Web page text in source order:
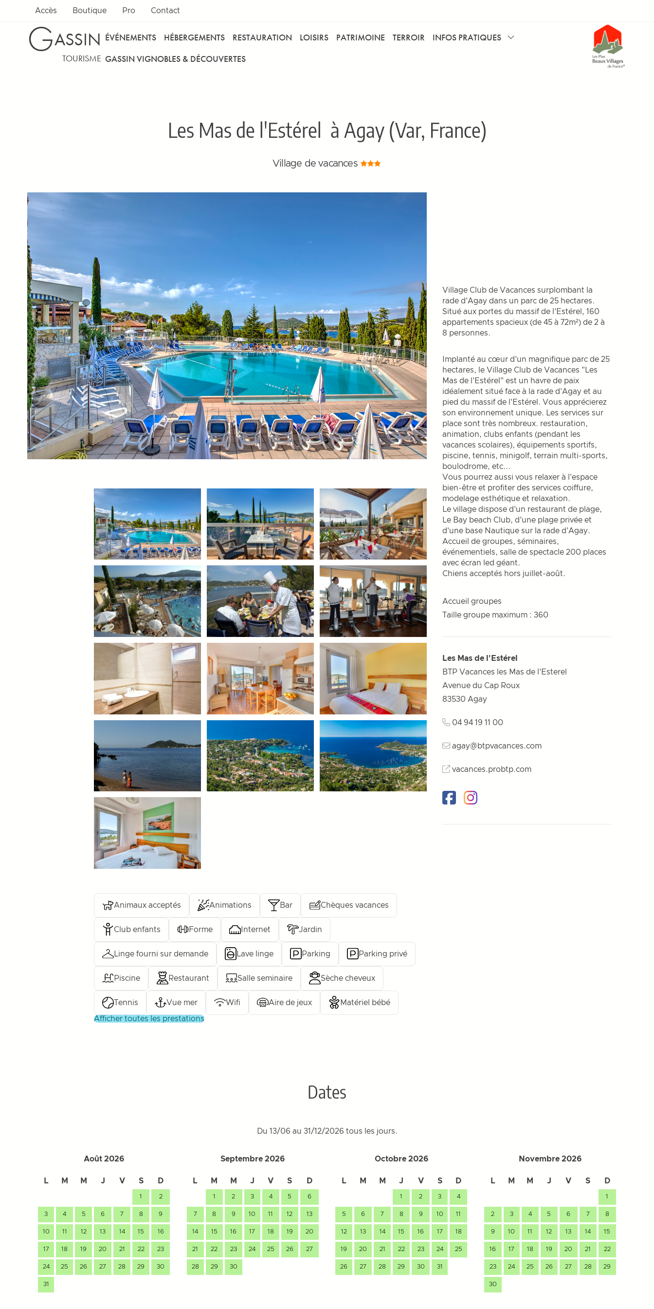
Accès Boutique Pro Contact
GASSIN
TOURISME
ÉVÉNEMENTS HÉBERGEMENTS RESTAURATION LOISIRS PATRIMOINE TERROIR
INFOS PRATIQUES
GASSIN VIGNOBLES & DÉCOUVERTES
Les Mas de l'Estérel à Agay (Var, France)
Village de vacances
Animaux acceptés Animations Bar Chèques vacances
Club enfants Forme Internet Jardin
Linge fourni sur demande Lave linge Parking Parking privé
Piscine Restaurant Salle seminaire Sèche cheveux
Tennis Vue mer Wifi Aire de jeux Matériel bébé
afficher toutes les prestations
Village Club de Vacances surplombant la
rade d'Agay dans un parc de 25 hectares.
Situé aux portes du massif de l'Estérel, 160
appartements spacieux (de 45 à 72m²) de 2 à
8 personnes.
Implanté au cœur d'un magnifique parc de 25
hectares, le Village Club de Vacances "Les
Mas de l'Estérel" est un havre de paix
idéalement situé face à la rade d'Agay et au
pied du massif de l'Estérel. Vous apprécierez
son environnement unique. Les services sur
place sont très nombreux. restauration,
animation, clubs enfants (pendant les
vacances scolaires), équipements sportifs,
piscine, tennis, minigolf, terrain multi-sports,
boulodrome, etc...
Vous pourrez aussi vous relaxer à l'espace
bien-être et profiter des services coiffure,
modelage esthétique et relaxation.
Le village dispose d'un restaurant de plage,
Le Bay beach Club, d'une plage privée et
d'une base Nautique sur la rade d'Agay.
Accueil de groupes, séminaires,
événementiels, salle de spectacle 200 places
avec écran led géant.
Chiens acceptés hors juillet-août.
Accueil groupes
Taille groupe maximum : 360
Les Mas de l'Estérel
BTP Vacances les Mas de l'Esterel
Avenue du Cap Roux
83530 Agay
04 94 19 11 00
agay@btpvacances.com
vacances.probtp.com
FacebookInstagram
Dates
Du 13/06 au 31/12/2026 tous les jours.
Août 2026
L M M J V S D
1 2
3 4 5 6 7 8 9
10 11 12 13 14 15 16
17 18 19 20 21 22 23
24 25 26 27 28 29 30
31
Septembre 2026
L M M J V S D
1 2 3 4 5 6
7 8 9 10 11 12 13
14 15 16 17 18 19 20
21 22 23 24 25 26 27
28 29 30
Octobre 2026
L M M J V S D
1 2 3 4
5 6 7 8 9 10 11
12 13 14 15 16 17 18
19 20 21 22 23 24 25
26 27 28 29 30 31
Novembre 2026
L M M J V S D
1
2 3 4 5 6 7 8
9 10 11 12 13 14 15
16 17 18 19 20 21 22
23 24 25 26 27 28 29
30